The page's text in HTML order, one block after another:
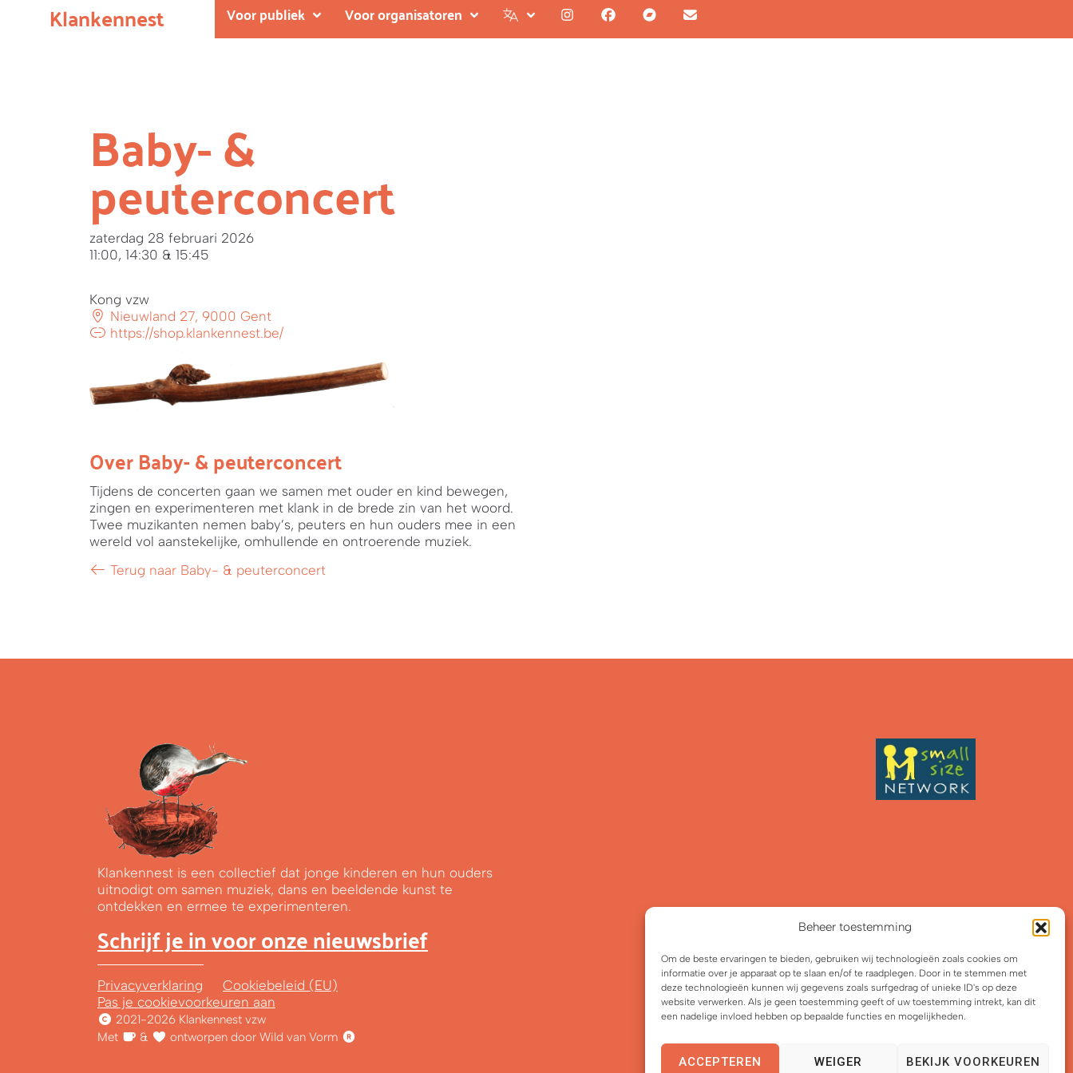
Beheer toestemming
Om de beste ervaringen te bieden, gebruiken wij technologieën zoals cookies om
informatie over je apparaat op te slaan en/of te raadplegen. Door in te stemmen met
deze technologieën kunnen wij gegevens zoals surfgedrag of unieke ID's op deze
website verwerken. Als je geen toestemming geeft of uw toestemming intrekt, kan dit
een nadelige invloed hebben op bepaalde functies en mogelijkheden.
ACCEPTEREN WEIGER BEKIJK VOORKEUREN
Klankennest Voor publiek Voor organisatoren
Baby- &
peuterconcert
zaterdag 28 februari 2026
11:00, 14:30 & 15:45
Kong vzw
Nieuwland 27, 9000 Gent
https://shop.klankennest.be/
Over Baby- & peuterconcert
Tijdens de concerten gaan we samen met ouder en kind bewegen,
zingen en experimenteren met klank in de brede zin van het woord.
Twee muzikanten nemen baby’s, peuters en hun ouders mee in een
wereld vol aanstekelijke, omhullende en ontroerende muziek.
Terug naar Baby- & peuterconcert
Klankennest is een collectief dat jonge kinderen en hun ouders
uitnodigt om samen muziek, dans en beeldende kunst te
ontdekken en ermee te experimenteren.
Schrijf je in voor onze nieuwsbrief
Privacyverklaring
Cookiebeleid (EU)
Pas je cookievoorkeuren aan
2021-2026 Klankennest vzw
Met
& ontworpen door Wild van Vorm